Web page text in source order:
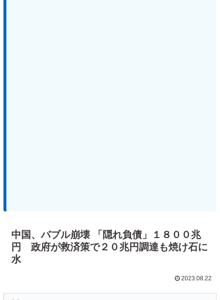
中国、バブル崩壊 「隠れ負債」１８００兆
円 政府が救済策で２０兆円調達も焼け石に
水
2023.08.22